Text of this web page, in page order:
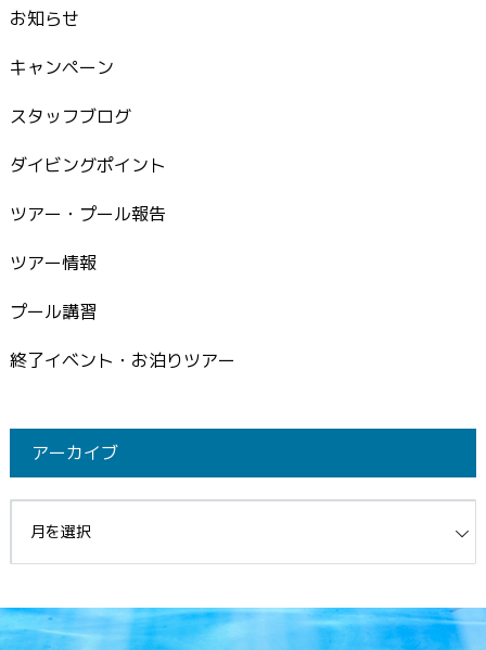
お知らせ
キャンペーン
スタッフブログ
ダイビングポイント
ツアー・プール報告
ツアー情報
プール講習
終了イベント・お泊りツアー
アーカイブ